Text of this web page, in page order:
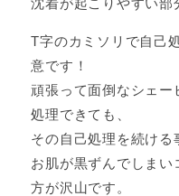
沈着が起こりやすい部
T字のカミソリで自己
意です！
頑張って面倒なシェー
処理できても、
その自己処理を続ける
お肌が黒ずんでしまい
方が沢山です。